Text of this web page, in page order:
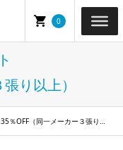
0
り以上）
OFF（同一メーカー３張り以上）